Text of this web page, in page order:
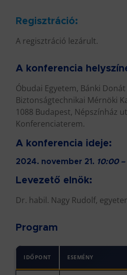
Regisztráció:
A regisztráció lezárult.
A konferencia
Óbudai Egyetem, Bánki Donát
Biztonságtechnikai Mérnöki
1088 Budapest, Népszínház
Konferenciaterem.
A konferencia ideje:
2024. november 21. 10:00 –
Levezető elnök:
Dr. habil. Nagy Rudolf,
Program
IDŐPONT ESEMÉNY